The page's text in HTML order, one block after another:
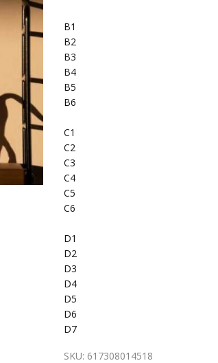
B1
B2
B3
B4
B5
B6
C1
C2
C3
C4
C5
C6
D1
D2
D3
D4
D5
D6
D7
SKU: 617308014518